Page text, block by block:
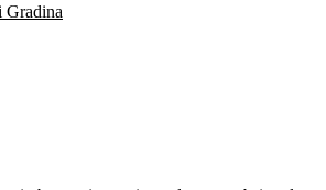
Gradina